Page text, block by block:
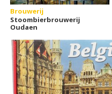
Brouwerij
Stoombierbrouwerij
Oudaen